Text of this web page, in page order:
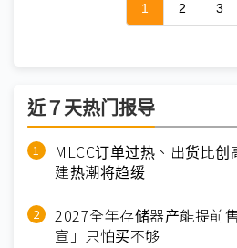
1 2 3
近７天热门报导
MLCC订单过热、出货比
建热潮将趋缓
2027全年存储器产能提前
宣」只怕买不够